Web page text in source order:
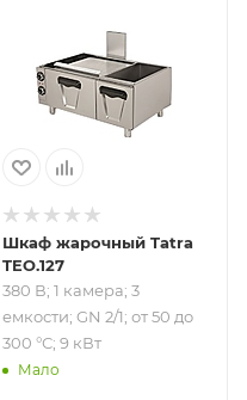
емкости; GN 2/1;
от 50 до 300 °С; 9
Шкаф жарочный Tatra
TEO.127
380 В; 1 камера; 3
емкости; GN 2/1; от 50 до
300 °С; 9 кВт
Мало